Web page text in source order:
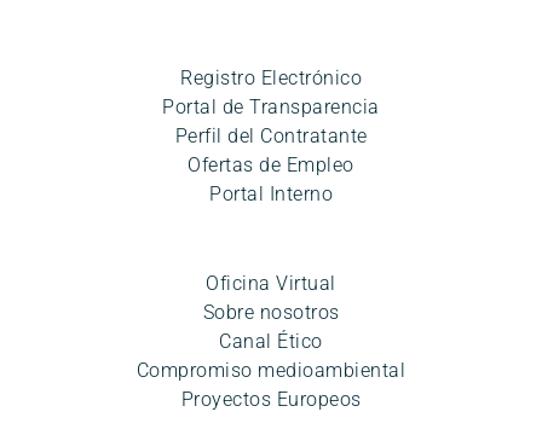
Registro Electrónico
Portal de Transparencia
Perfil del Contratante
Ofertas de Empleo
Portal Interno
Oficina Virtual
Sobre nosotros
Canal Ético
Compromiso medioambiental
Proyectos Europeos